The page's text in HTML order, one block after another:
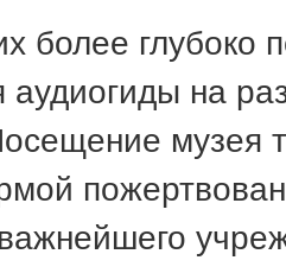
глубоко
аудиогиды на
музея